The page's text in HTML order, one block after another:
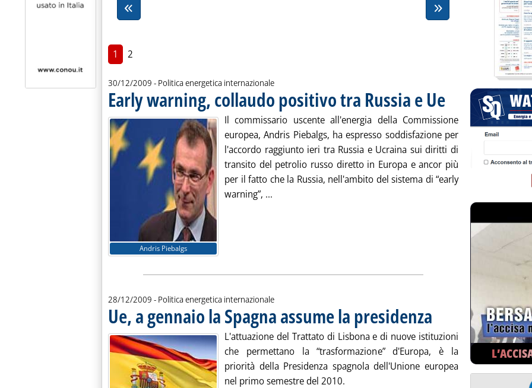
1 2
30/12/2009 - Politica energetica internazionale
Early warning, collaudo positivo tra Russia e Ue . Pubblicata mercoledì 30
Andris Piebalgs
Il commissario uscente all'energia della Commissione
europea, Andris Piebalgs, ha espresso soddisfazione per
l'accordo raggiunto ieri tra Russia e Ucraina sui diritti di
transito del petrolio russo diretto in Europa e ancor più
per il fatto che la Russia, nell'ambito del sistema di “early
warning”, ...
28/12/2009 - Politica energetica internazionale
Ue, a gennaio la Spagna assume la presidenza . Pubblicata lunedì 28 dicembre
L'attuazione del Trattato di Lisbona e di nuove istituzioni
che permettano la “trasformazione” d'Europa, è la
priorità della Presidenza spagnola dell'Unione europea
nel primo semestre del 2010.